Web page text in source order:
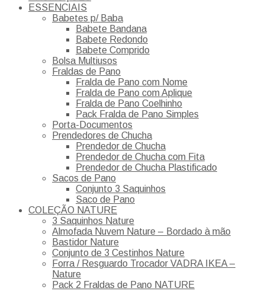
ESSENCIAIS
Babetes p/ Baba
Babete Bandana
Babete Redondo
Babete Comprido
Bolsa Multiusos
Fraldas de Pano
Fralda de Pano com Nome
Fralda de Pano com Aplique
Fralda de Pano Coelhinho
Pack Fralda de Pano Simples
Porta-Documentos
Prendedores de Chucha
Prendedor de Chucha
Prendedor de Chucha com Fita
Prendedor de Chucha Plastificado
Sacos de Pano
Conjunto 3 Saquinhos
Saco de Pano
COLEÇÃO NATURE
3 Saquinhos Nature
Almofada Nuvem Nature – Bordado à mão
Bastidor Nature
Conjunto de 3 Cestinhos Nature
Forra / Resguardo Trocador VADRA IKEA –
Nature
Pack 2 Fraldas de Pano NATURE